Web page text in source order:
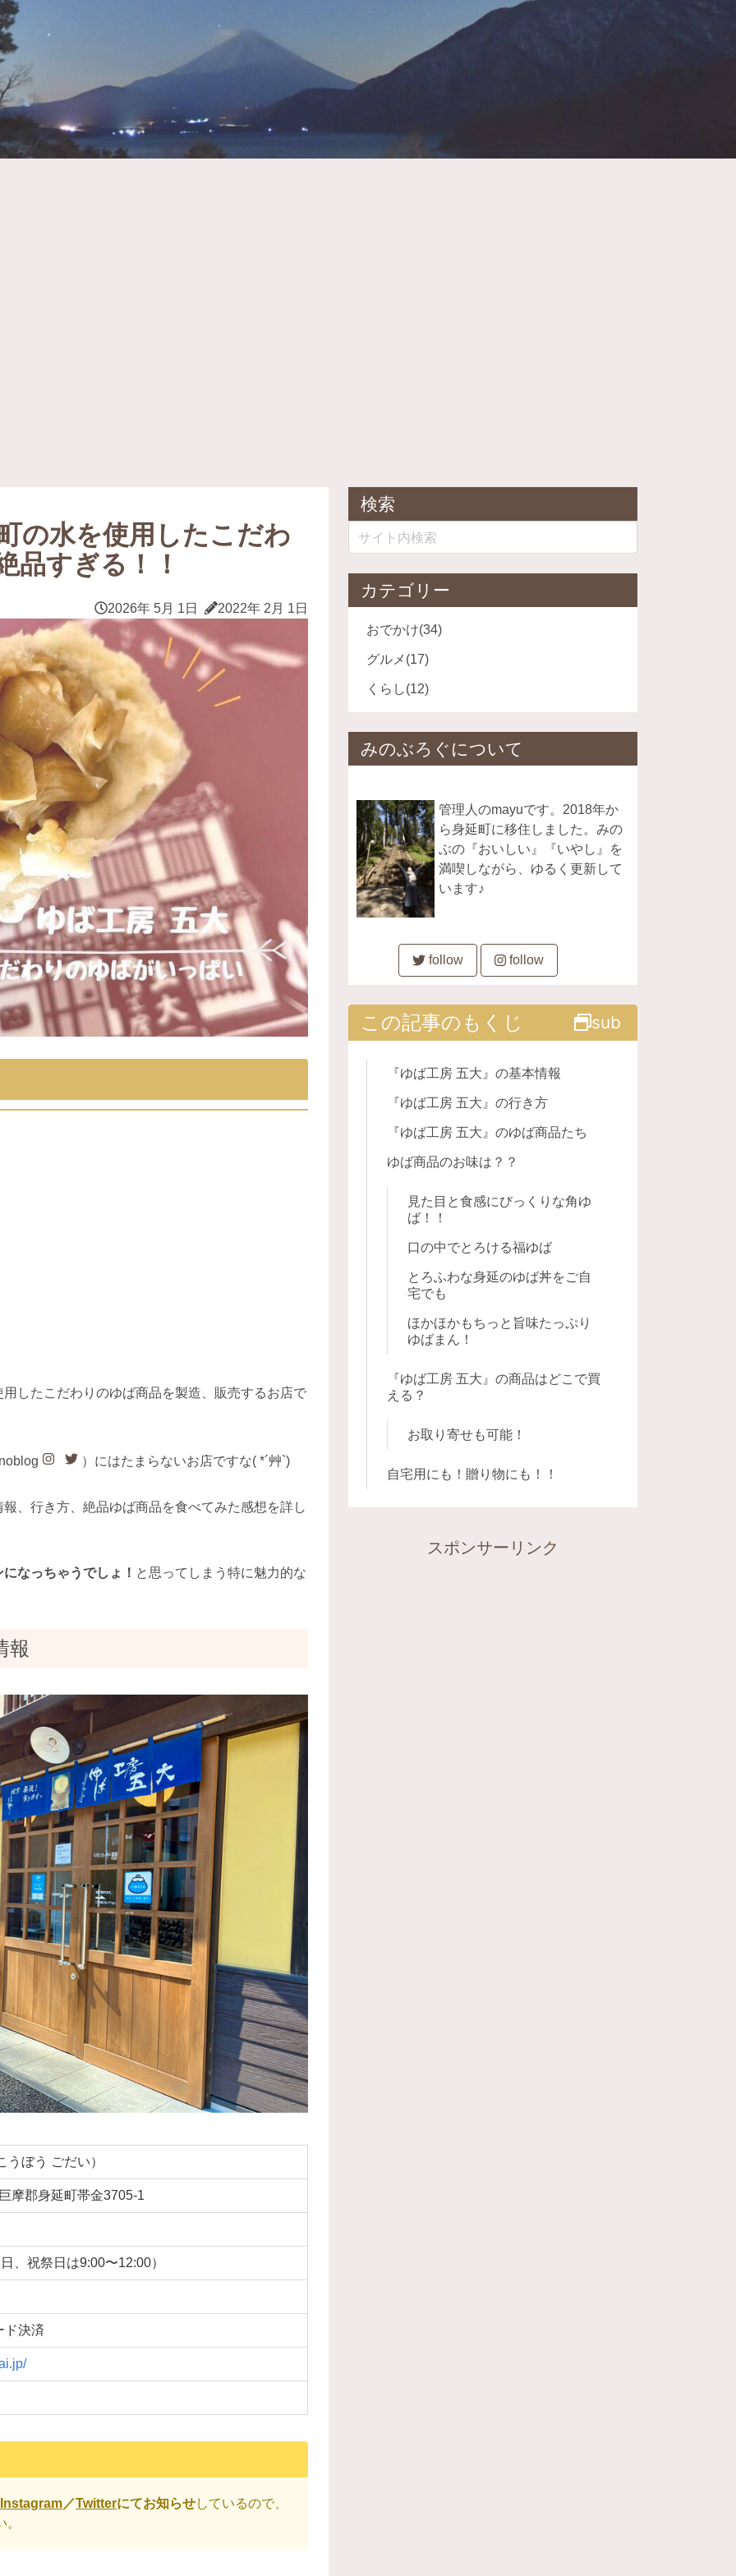
の水を使用したこだわ
品すぎる！！
2026年 5月 1日 2022年 2月 1日
したこだわりのゆば商品を製造、販売するお店で
）にはたまらないお店ですな( *´艸`)
、行き方、絶品ゆば商品を食べてみた感想を詳し
なっちゃうでしょ！ と思ってしまう特に魅力的な
報
ぼう ごだい）
摩郡身延町帯金3705-1
、祝祭日は9:00〜12:00）
ド決済
Instagram／Twitterにてお知らせしているので、
検索
カテゴリー
おでかけ(34)
グルメ (17)
くらし(12)
みのぶろぐについて
管理人のmayuです。2018年か
ら身延町に移住しました。みの
ぶの『おいしい』『いやし』を
満喫しながら、ゆるく更新して
います♪
follow follow
この記事のもくじ sub
『ゆば工房 五大』の基本情報
『ゆば工房 五大』の行き方
『ゆば工房 五大』のゆば商品たち
ゆば商品のお味は？？
見た目と食感にびっくりな角ゆ
ば！！
口の中でとろける福ゆば
とろふわな身延のゆば丼をご自
宅でも
ほかほかもちっと旨味たっぷり
ゆばまん！
『ゆば工房 五大』の商品はどこで買
える？
お取り寄せも可能！
自宅用にも！贈り物にも！！
スポンサーリンク